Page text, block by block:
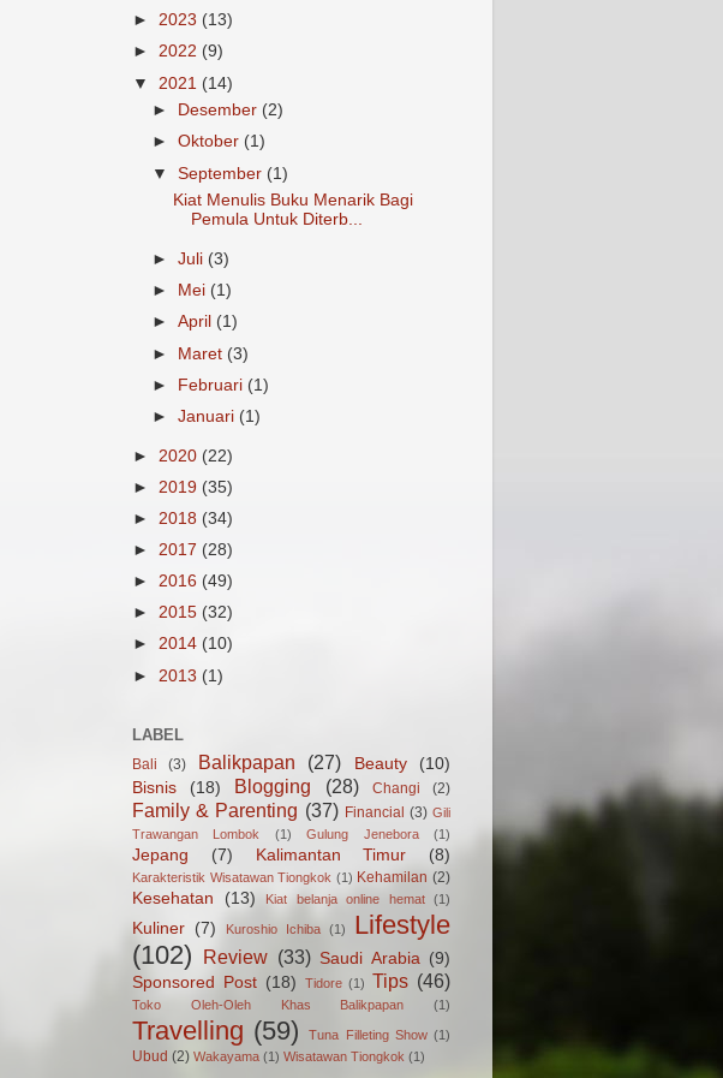
► 2023 (13)
► 2022 (9)
▼ 2021 (14)
►
Desember (2)
►Oktober (1)
▼September (1)
Kiat Menulis Buku Menarik Bagi
Pemula Untuk Diterb...
►Juli (3)
►
Mei (1)
►April (1)
► Maret (3)
► Februari (1)
►Januari (1)
► 2020 (22)
► 2019 (35)
► 2018 (34)
► 2017 (28)
► 2016 (49)
► 2015 (32)
► 2014 (10)
► 2013 (1)
LABEL
Bali (3) Balikpapan (27) Beauty
(10)
Bisnis
(18) Blogging (28) Changi (2)
Family & Parenting (37) Financial (3) Gili
Trawangan Lombok
(1) Gulung Jenebora (1)
Jepang (7) Kalimantan Timur (8)
Karakteristik Wisatawan Tiongkok (1) Kehamilan (2)
Kesehatan (13) Kiat belanja online hemat (1)
Kuliner (7) Kuroshio Ichiba (1)
Lifestyle
(102)
Review (33) Saudi Arabia (9)
Sponsored Post (18) Tidore (1) Tips (46)
Toko Oleh-Oleh Khas Balikpapan (1)
Travelling (59) Tuna Filleting Show (1)
Ubud (2) Wakayama (1) Wisatawan Tiongkok (1)